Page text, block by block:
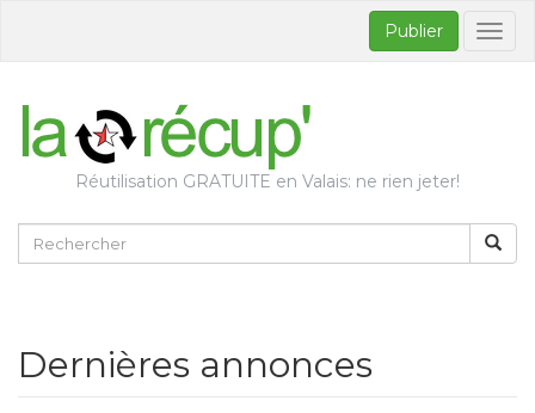
Publier
Réutilisation GRATUITE en Valais: ne rien jeter!
Dernières annonces